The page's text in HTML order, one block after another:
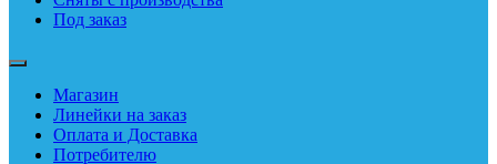
Под заказ
Магазин
Линейки на заказ
Оплата и Доставка
Потребителю